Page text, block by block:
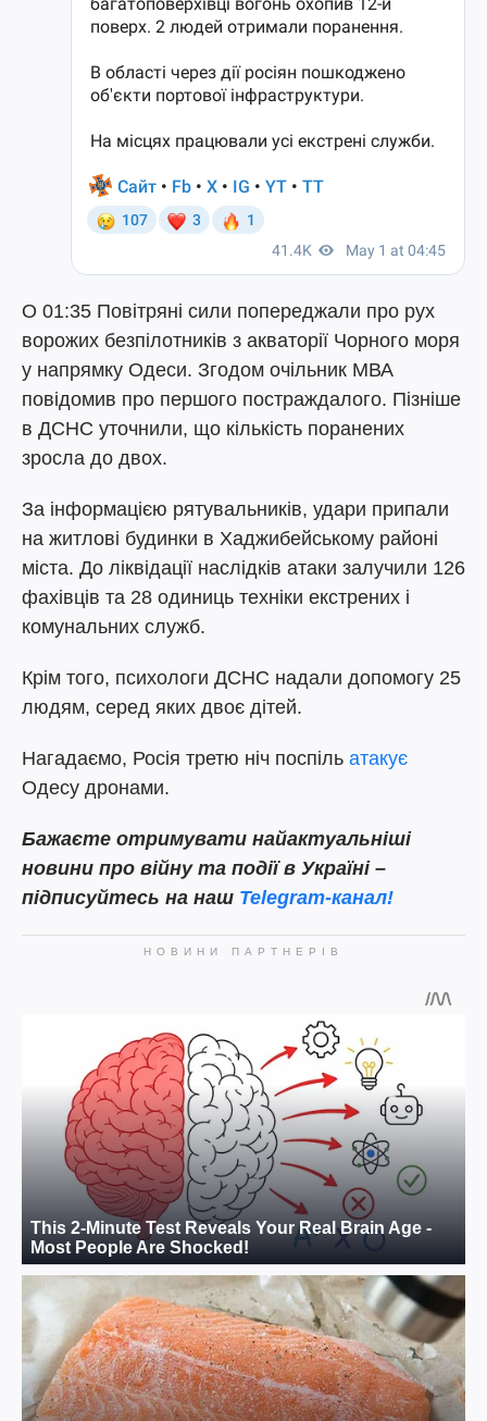
О 01:35 Повітряні сили попереджали про рух
ворожих безпілотників з акваторії Чорного моря
у напрямку Одеси. Згодом очільник МВА
повідомив про першого постраждалого. Пізніше
в ДСНС уточнили, що кількість поранених
зросла до двох.
За інформацією рятувальників, удари припали
на житлові будинки в Хаджибейському районі
міста. До ліквідації наслідків атаки залучили 126
фахівців та 28 одиниць техніки екстрених і
комунальних служб.
Крім того, психологи ДСНС надали допомогу 25
людям, серед яких двоє дітей.
Нагадаємо, Росія третю ніч поспіль атакує
Одесу дронами.
Бажаєте отримувати найактуальніші
новини про війну та події в Україні –
підписуйтесь на наш Telegram-канал!